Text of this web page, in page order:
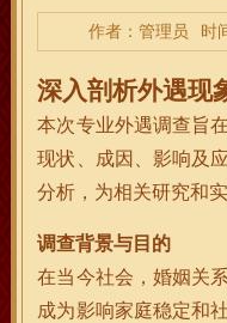
作者：管理员 时
深入剖析外遇现
本次专业外遇调查旨
现状、成因、影响及
分析，为相关研究和
调查背景与目的
在当今社会，婚姻关
成为影响家庭稳定和